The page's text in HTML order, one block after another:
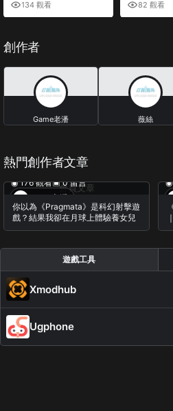
134 觀看 82 觀看
創作者
Game老潘
薇絲
熱門創作者文章
會員文章
Game老潘
◉ 176 觀看▣ 0 留言
你以為《Pragmata》是科幻射擊遊
戲？結果我卻在月球上體驗養女兒
◉
遊戲工具
Xmodhub
Ugphone